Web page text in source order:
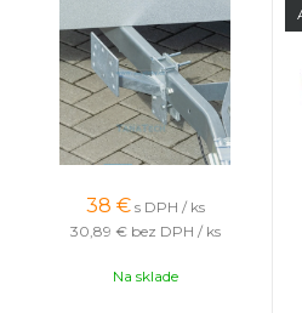
38 € s DPH / ks
30,89 € bez DPH / ks
Na sklade